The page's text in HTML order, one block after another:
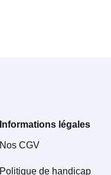
Informations légales
Nos CGV
Politique de handicap